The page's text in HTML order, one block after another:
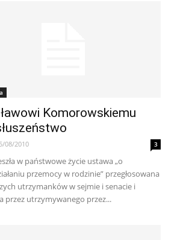
Komorowskiemu
08/2010 3
w państwowe życie ustawa „o
przemocy w rodzinie” przegłosowana
utrzymanków w sejmie i senacie i
przez utrzymywanego przez...